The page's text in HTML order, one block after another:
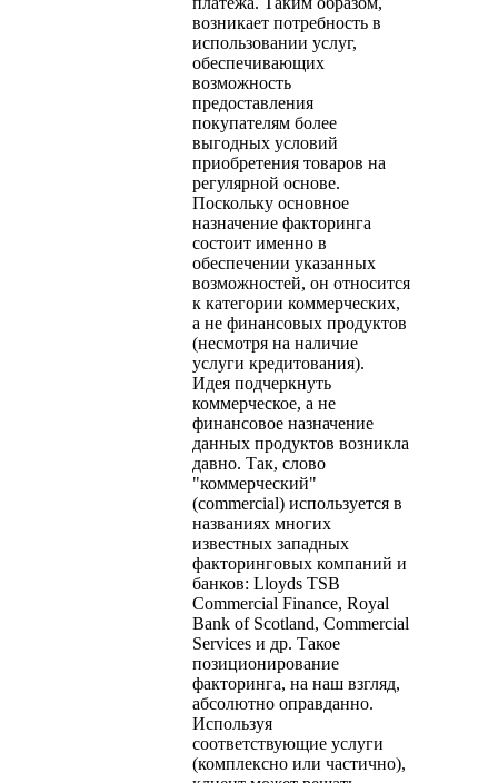
возникает потребность в
использовании услуг,
обеспечивающих
возможность
предоставления
покупателям более
выгодных условий
приобретения товаров на
регулярной основе.
Поскольку основное
назначение факторинга
состоит именно в
обеспечении указанных
возможностей, он относится
к категории коммерческих,
а не финансовых продуктов
(несмотря на наличие
услуги кредитования).
Идея подчеркнуть
коммерческое, а не
финансовое назначение
данных продуктов возникла
давно. Так, слово
"коммерческий"
(commercial) используется в
названиях многих
известных западных
факторинговых компаний и
банков: Lloyds TSB
Commercial Finance, Royal
Bank of Scotland, Commercial
Services и др. Такое
позиционирование
факторинга, на наш взгляд,
абсолютно оправданно.
Используя
соответствующие услуги
(комплексно или частично),